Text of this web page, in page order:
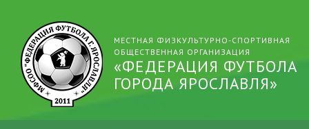
МЕСТНАЯ ФИЗКУЛЬТУРНО-СПОРТИВНАЯ
ОБЩЕСТВЕННАЯ ОРГАНИЗАЦИЯ
«ФЕДЕРАЦИЯ ФУТБОЛА
ГОРОДА ЯРОСЛАВЛЯ»